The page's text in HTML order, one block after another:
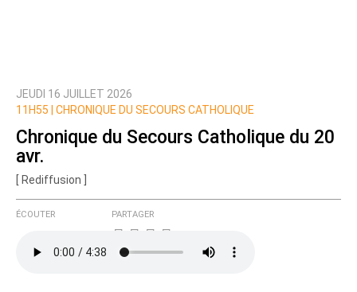
JEUDI 16 JUILLET 2026
11H55 |
CHRONIQUE DU SECOURS CATHOLIQUE
Chronique du Secours Catholique du 20
avr.
[ Rediffusion ]
ÉCOUTER PARTAGER